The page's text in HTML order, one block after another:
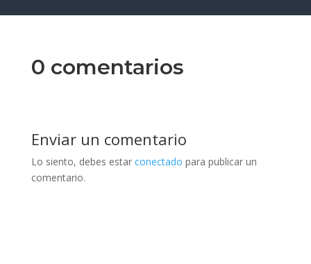
0 comentarios
Enviar un comentario
Lo siento, debes estar conectado para publicar un
comentario.